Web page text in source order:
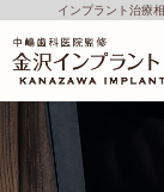
インプラント治療